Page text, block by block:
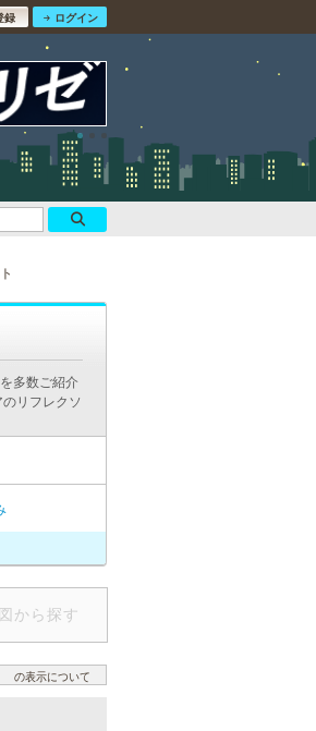
録 ログイン
多数ご紹介
リフレクソ
から探す
の表示について